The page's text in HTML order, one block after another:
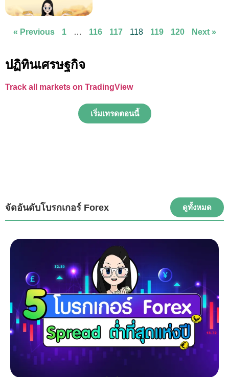
« Previous 1 … 116 117 118 119 120 Next »
ปฏิทินเศรษฐกิจ
Track all markets on TradingView
เริ่มเทรดตอนนี้
จัดอันดับโบรกเกอร์ Forex ดูทั้งหมด